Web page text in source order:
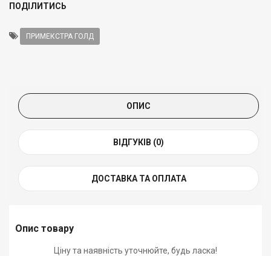
ПОДІЛИТИСЬ
ПРИМЕКСТРА ГОЛД
ОПИС
ВІДГУКІВ (0)
ДОСТАВКА ТА ОПЛАТА
Опис товару
Ціну та наявність уточнюйте, будь ласка!